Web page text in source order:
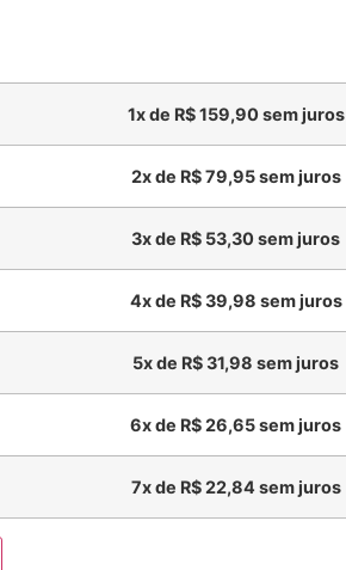
1x de R$159,90sem juros
2x de R$79,95sem juros
3x de R$ 53,30sem juros
4x de R$39,98 sem juros
5x de R$31,98 sem juros
6x de R$26,65sem juros
7x de R$22,84sem juros